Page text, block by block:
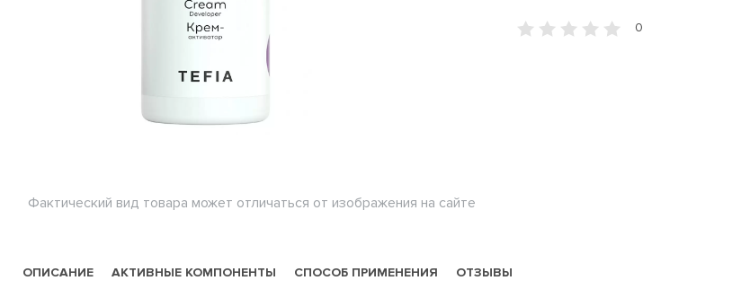
Фактический вид товара может отличаться от изображения на сайте
0
ОПИСАНИЕ АКТИВНЫЕ КОМПОНЕНТЫ СПОСОБ ПРИМЕНЕНИЯ ОТЗЫВЫ